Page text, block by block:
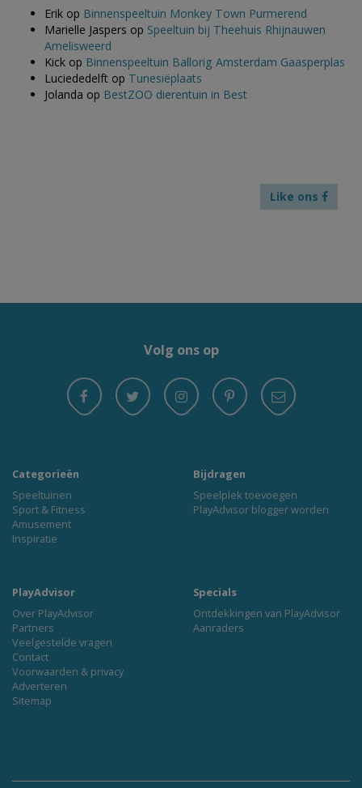
Erik op Binnenspeeltuin Monkey Town Purmerend
Marielle Jaspers op Speeltuin bij Theehuis Rhijnauwen
Amelisweerd
Kick op Binnenspeeltuin Ballorig Amsterdam Gaasperplas
Luciededelft op Tunesiëplaats
Jolanda op BestZOO dierentuin in Best
Like ons
Volg ons op
Categorieën
Speeltuinen
Sport & Fitness
Amusement
Inspiratie
Bijdragen
Speelplek toevoegen
PlayAdvisor blogger worden
PlayAdvisor
Over PlayAdvisor
Partners
Veelgestelde vragen
Contact
Voorwaarden & privacy
Adverteren
Sitemap
Specials
Ontdekkingen van PlayAdvisor
Aanraders